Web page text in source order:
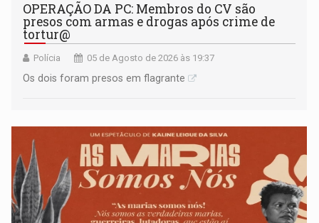
OPERAÇÃO DA PC: Membros do CV são
presos com armas e drogas após crime de
tortur@
Polícia 05 de Agosto de 2026 às 19:37
Os dois foram presos em flagrante